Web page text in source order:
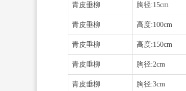
青皮垂柳 胸径:15cm
青皮垂柳 高度:100cm
青皮垂柳 高度:150cm
青皮垂柳 胸径:2cm
青皮垂柳 胸径:3cm